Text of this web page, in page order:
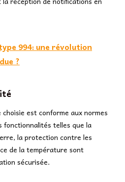
994: une révolution
?
est conforme aux normes
fonctionnalités telles que la
la protection contre les
de la température sont
sécurisée.